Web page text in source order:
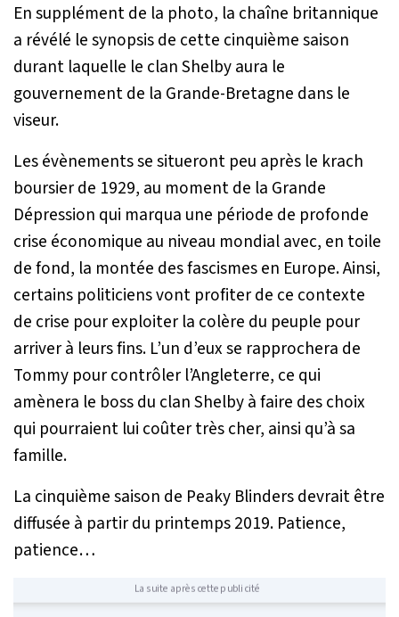
En supplément de la photo, la chaîne britannique
a révélé le synopsis de cette cinquième saison
durant laquelle le clan Shelby aura le
gouvernement de la Grande-Bretagne dans le
viseur.
Les évènements se situeront peu après le krach
boursier de 1929, au moment de la Grande
Dépression qui marqua une période de profonde
crise économique au niveau mondial avec, en toile
de fond, la montée des fascismes en Europe. Ainsi,
certains politiciens vont profiter de ce contexte
de crise pour exploiter la colère du peuple pour
arriver à leurs fins. L’un d’eux se rapprochera de
Tommy pour contrôler l’Angleterre, ce qui
amènera le boss du clan Shelby à faire des choix
qui pourraient lui coûter très cher, ainsi qu’à sa
famille.
La cinquième saison de Peaky Blinders devrait être
diffusée à partir du printemps 2019. Patience,
patience…
La suite après cette publicité